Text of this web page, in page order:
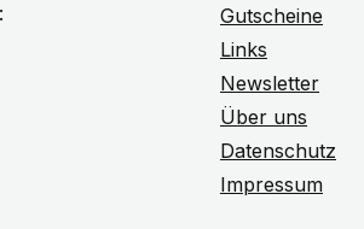
Gutscheine
Links
Newsletter
Über uns
Datenschutz
Impressum